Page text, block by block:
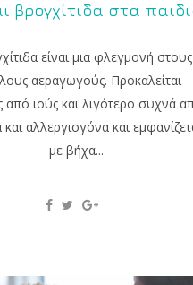
βρογχίτιδα στα
είναι μια φλεγμονή στους
αεραγωγούς. Προκαλείται
ιούς και λιγότερο συχνά
και αλλεργιογόνα και
με βήχα...